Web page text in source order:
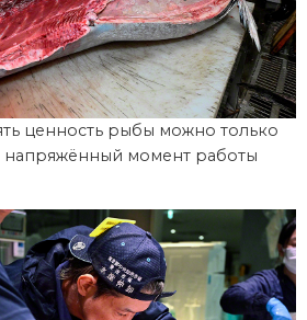
ценность рыбы можно только
напряжённый момент работы